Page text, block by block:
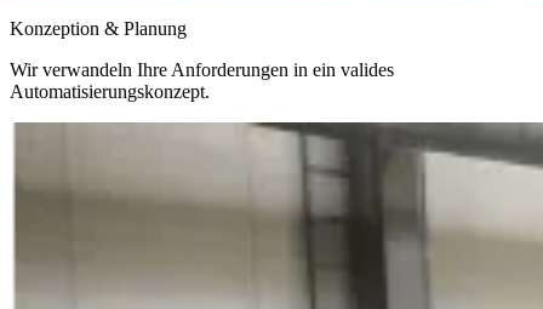
Konzeption & Planung
Wir verwandeln Ihre Anforderungen in ein valides
Automatisierungskonzept.